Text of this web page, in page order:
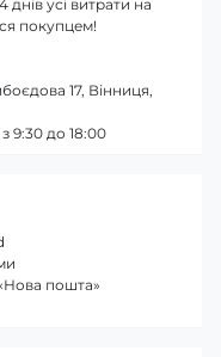
усі витрати на
покупцем!
17, Вінниця,
9:30 до 18:00
пошта»